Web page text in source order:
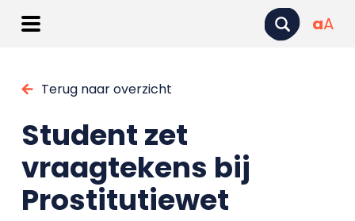
aA
Terug naar overzicht
Student zet
vraagtekens bij
Prostitutiewet